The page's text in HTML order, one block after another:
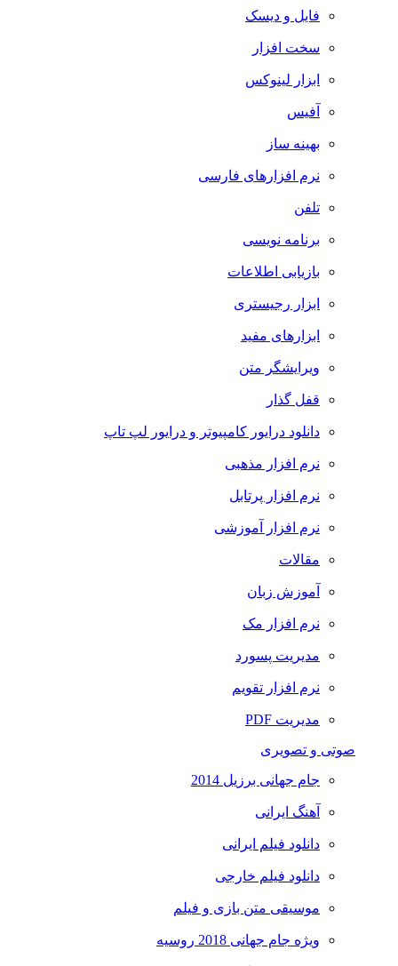
فایل و دیسک
سخت افزار
ابزار لینوکس
آفیس
بهینه ساز
نرم افزارهای فارسی
تلفن
برنامه نویسی
بازیابی اطلاعات
ابزار رجیستری
ابزارهای مفید
ویرایشگر متن
قفل گذار
دانلود درایور کامپیوتر و درایور لپ تاپ
نرم افزار مذهبی
نرم افزار پرتابل
نرم افزار آموزشی
مقالات
آموزش زبان
نرم افزار مک
مدیریت پسورد
نرم افزار تقویم
مدیریت PDF
صوتی و تصویری
جام جهانی برزیل 2014
آهنگ ایرانی
دانلود فیلم ایرانی
دانلود فیلم خارجی
موسیقی متن بازی و فیلم
ویژه جام جهانی 2018 روسیه